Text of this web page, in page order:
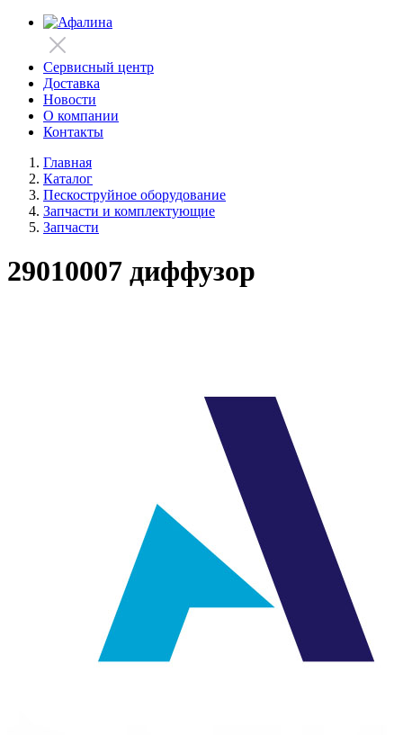
Сервисный центр
Доставка
Новости
О компании
Контакты
Главная
Каталог
Пескоструйное оборудование
Запчасти и комплектующие
Запчасти
29010007 диффузор